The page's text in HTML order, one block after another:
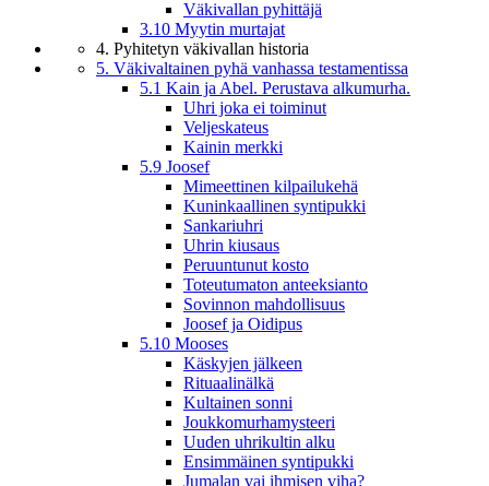
Väkivallan pyhittäjä
3.10 Myytin murtajat
4. Pyhitetyn väkivallan historia
5. Väkivaltainen pyhä vanhassa testamentissa
5.1 Kain ja Abel. Perustava alkumurha.
Uhri joka ei toiminut
Veljeskateus
Kainin merkki
5.9 Joosef
Mimeettinen kilpailukehä
Kuninkaallinen syntipukki
Sankariuhri
Uhrin kiusaus
Peruuntunut kosto
Toteutumaton anteeksianto
Sovinnon mahdollisuus
Joosef ja Oidipus
5.10 Mooses
Käskyjen jälkeen
Rituaalinälkä
Kultainen sonni
Joukkomurhamysteeri
Uuden uhrikultin alku
Ensimmäinen syntipukki
Jumalan vai ihmisen viha?